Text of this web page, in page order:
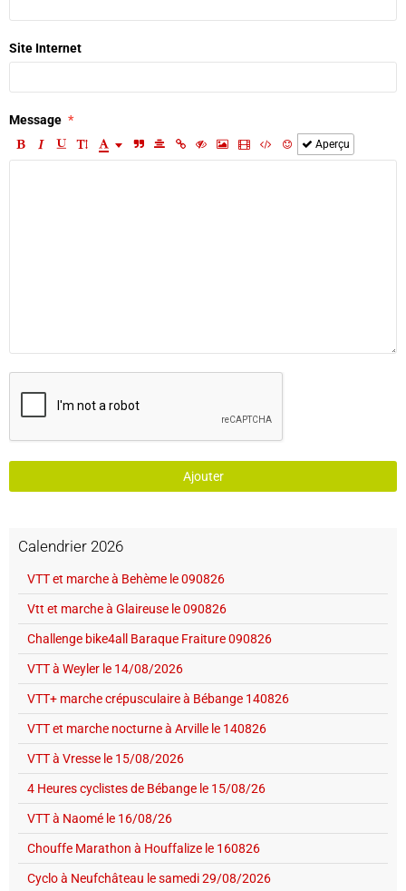
Site Internet
Message
Aperçu
Ajouter
Calendrier 2026
VTT et marche à Behème le 090826
Vtt et marche à Glaireuse le 090826
Challenge bike4all Baraque Fraiture 090826
VTT à Weyler le 14/08/2026
VTT+ marche crépusculaire à Bébange 140826
VTT et marche nocturne à Arville le 140826
VTT à Vresse le 15/08/2026
4 Heures cyclistes de Bébange le 15/08/26
VTT à Naomé le 16/08/26
Chouffe Marathon à Houffalize le 160826
Cyclo à Neufchâteau le samedi 29/08/2026